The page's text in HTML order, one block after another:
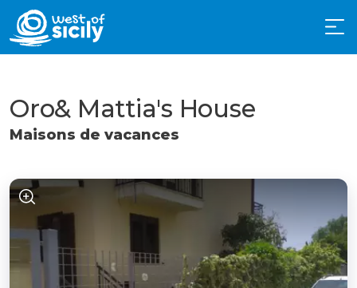
Oro& Mattia's House
Maisons de vacances